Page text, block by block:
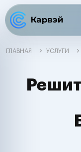
ГЛАВНАЯ УСЛУГИ